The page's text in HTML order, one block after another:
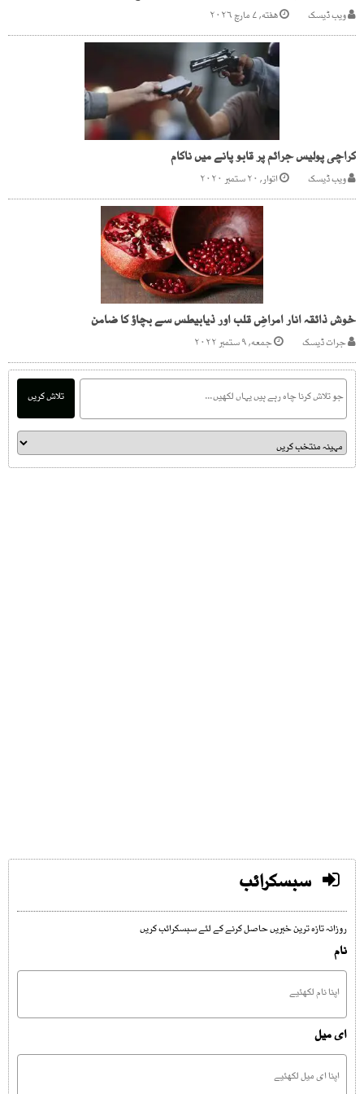
ویب ڈیسک هفته, ۷ مارچ ۲۰۲۶
کراچی پولیس جرائم پر قابو پانے میں ناکام
ویب ڈیسک اتوار, ۲۰ ستمبر ۲۰۲۰
خوش ذائقہ انار امراضِ قلب اور ذیابیطس سے بچاؤ کا ضامن
جرات ڈیسک جمعه, ۹ ستمبر ۲۰۲۲
تلاش کریں
سبسکرائب
روزانہ تازہ ترین خبریں حاصل کرنے کے لئے سبسکرائب کریں
نام
ای میل